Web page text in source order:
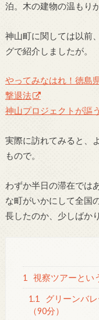
泊。木の建物の温もり
神山町に関しては以前
グで紹介しましたが。
やってみなはれ！徳島
撃退法
神山プロジェクトが謳
実際に訪れてみると、
もので。
わずか半日の滞在では
な町がいかにして全国
長したのか、少しばか
1 視察ツアーとい
1.1
グリーンバ
（90分）